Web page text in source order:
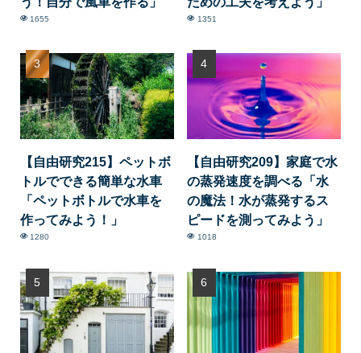
1655 1351
【自由研究215】ペットボ
トルでできる簡単な水車
「ペットボトルで水車を
作ってみよう！」
1280
【自由研究209】家庭で水
の蒸発速度を調べる「水
の魔法！水が蒸発するス
ピードを測ってみよう」
1018